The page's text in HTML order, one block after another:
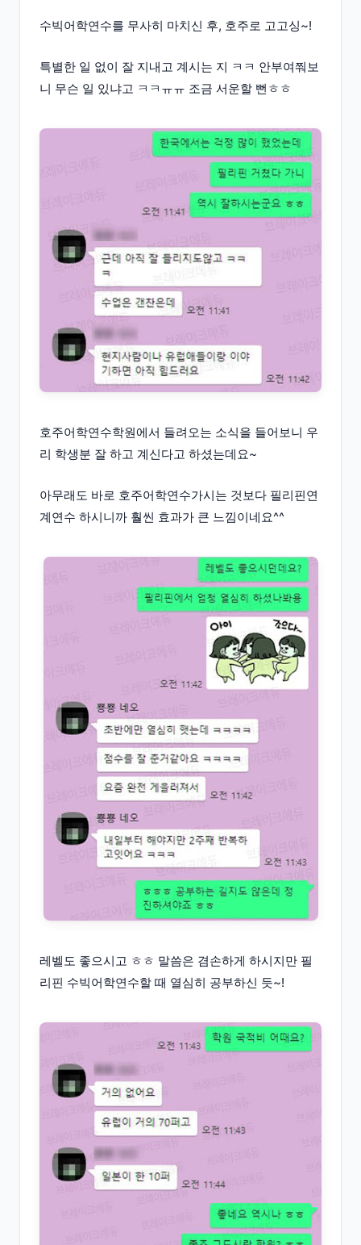
수빅어학연수를 무사히 마치신 후, 호주로 고고싱~!
특별한 일 없이 잘 지내고 계시는 지 ㅋㅋ 안부여쭤보
니 무슨 일 있냐고 ㅋㅋㅠㅠ 조금 서운할 뻔ㅎㅎ
호주어학연수학원에서 들려오는 소식을 들어보니 우
리 학생분 잘 하고 계신다고 하셨는데요~
아무래도 바로 호주어학연수가시는 것보다 필리핀연
계연수 하시니까 훨씬 효과가 큰 느낌이네요^^
레벨도 좋으시고 ㅎㅎ 말씀은 겸손하게 하시지만 필
리핀 수빅어학연수할 때 열심히 공부하신 듯~!